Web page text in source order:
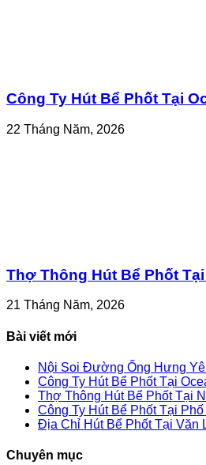
Công Ty Hút Bể Phốt Tại
22 Tháng Năm, 2026
Thợ Thông Hút Bể Phốt
21 Tháng Năm, 2026
Bài viết mới
Nội Soi Đường Ống Hưng
Công Ty Hút Bể Phốt Tại
Thợ Thông Hút Bể Phốt Tại
Công Ty Hút Bể Phốt Tại
Địa Chỉ Hút Bể Phốt Tại Văn
Chuyên mục